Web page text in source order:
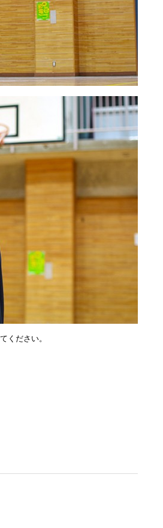
ください。